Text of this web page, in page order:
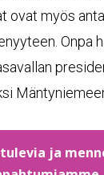
ovat myös
Onpa
ja